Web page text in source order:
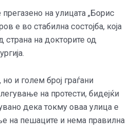
на улицата „Борис
е во стабилна состојба, која
страна на докторите од
и голем број граѓани
на протести, бидејќи
дека токму оваа улица е
на пешаците и нема правилна